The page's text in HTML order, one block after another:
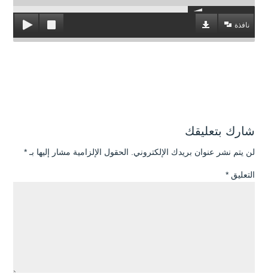
نافذة
شارك بتعليقك
لن يتم نشر عنوان بريدك الإلكتروني. الحقول الإلزامية مشار إليها بـ *
التعليق *